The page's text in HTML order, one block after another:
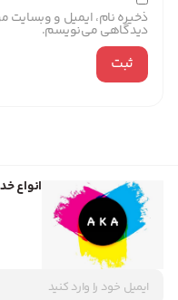
ذخیره نام، ایمیل و وبسایت
دیدگاهی می‌نویسم.
انواع